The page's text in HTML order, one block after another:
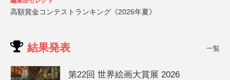
高額賞金コンテストランキング《2026年夏》
結果発表 一覧
第22回 世界絵画大賞展 2026